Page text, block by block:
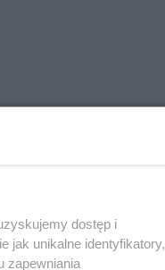
dostęp i
jak unikalne identyfikatory,
zapewniania